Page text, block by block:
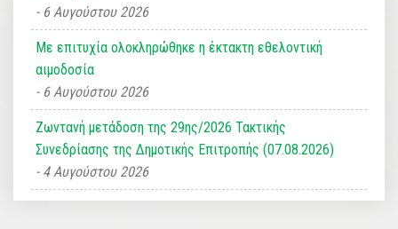
6 Αυγούστου 2026
Με επιτυχία ολοκληρώθηκε η έκτακτη εθελοντική
αιμοδοσία
6 Αυγούστου 2026
Ζωντανή μετάδοση της 29ης/2026 Τακτικής
Συνεδρίασης της Δημοτικής Επιτροπής (07.08.2026)
4 Αυγούστου 2026